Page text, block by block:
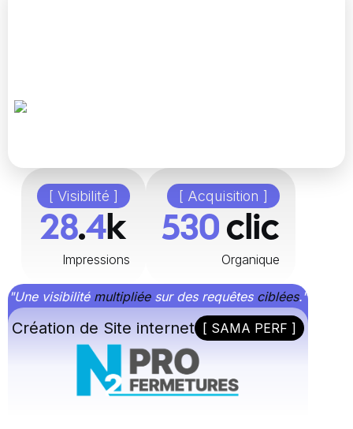
[ Visibilité ]
48.8k
Impressions
[ Acquisition ]
896 clic
Organique
"Une visibilité multipliéesur des requêtes ciblées."
Création de Site internet [ SAMA PERF ]